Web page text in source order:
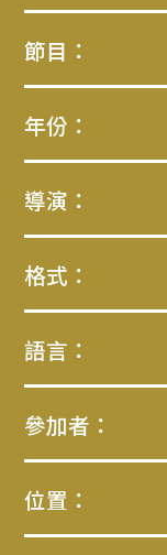
節目：
年份：
導演：
格式：
語言：
參加者：
位置：